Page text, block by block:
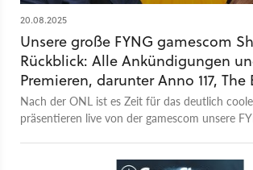
20.08.2025
Unsere große FYNG gamescom
Rückblick: Alle Ankündigungen
Premieren, darunter Anno 117, The
und KCD2
Nach der ONL ist es Zeit für das deutlich
präsentieren live von der gamescom unsere